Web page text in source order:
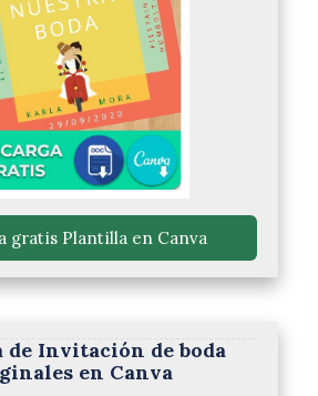
gratis Plantilla en Canva
Invitación de boda
en Canva